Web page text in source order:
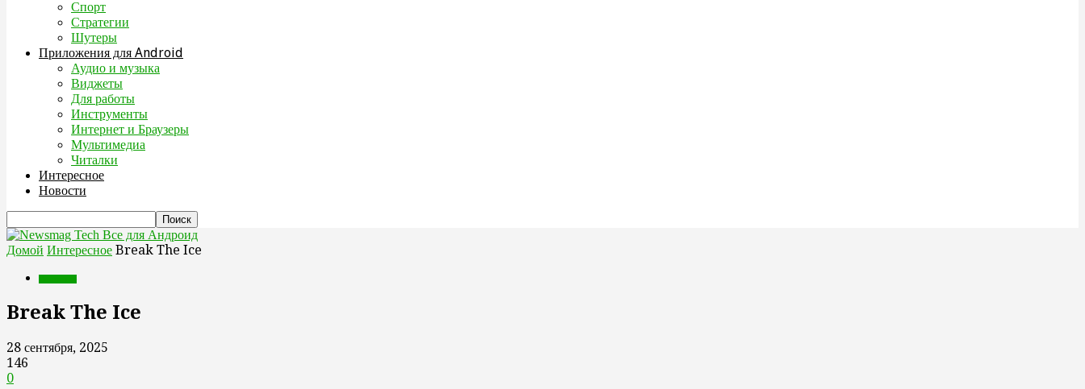
Спорт
Стратегии
Шутеры
Приложения для Android
Аудио и музыка
Виджеты
Для работы
Инструменты
Интернет и Браузеры
Мультимедиа
Читалки
Интересное
Новости
Все для Андроид
Домой Интересное Break The Ice
Break The Ice
28 сентября, 2025
146
0